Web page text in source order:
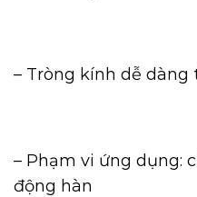
– Tròng kính dễ dàng
– Phạm vi ứng dụng:
động hàn